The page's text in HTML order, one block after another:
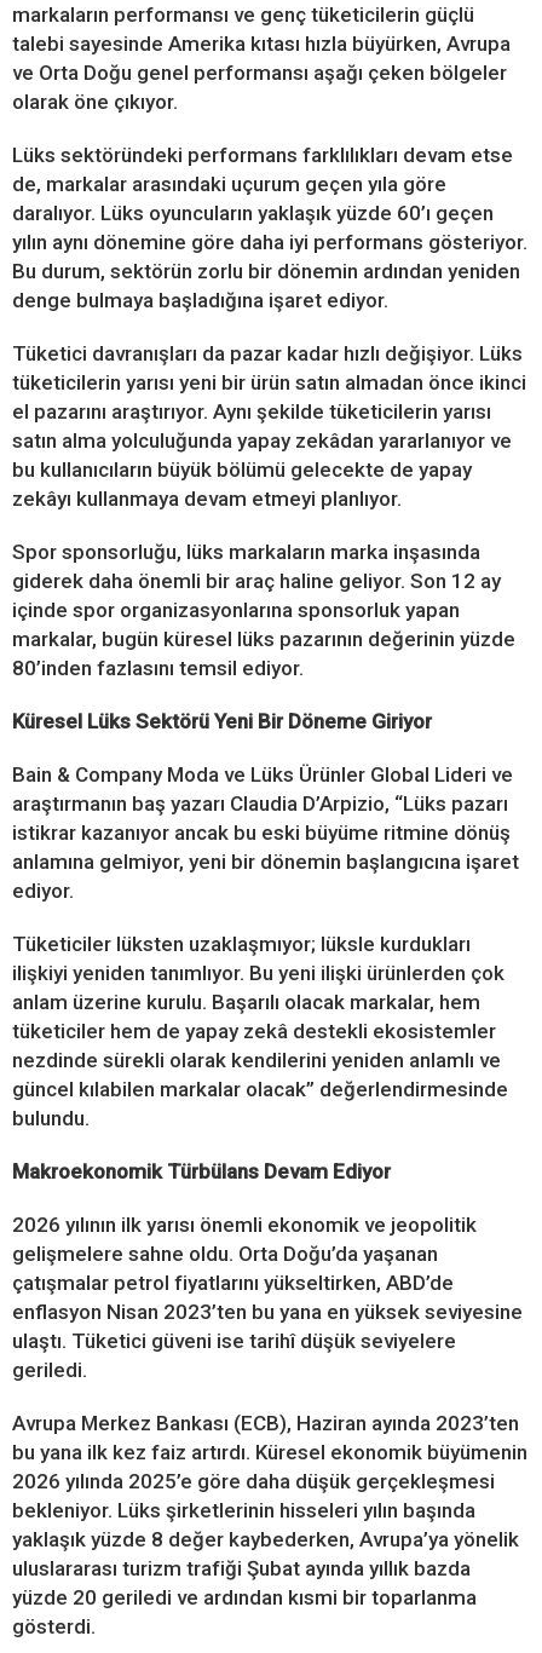
markaların performansı ve genç tüketicilerin güçlü
talebi sayesinde Amerika kıtası hızla büyürken, Avrupa
ve Orta Doğu genel performansı aşağı çeken bölgeler
olarak öne çıkıyor.
Lüks sektöründeki performans farklılıkları devam etse
de, markalar arasındaki uçurum geçen yıla göre
daralıyor. Lüks oyuncuların yaklaşık yüzde 60’ı geçen
yılın aynı dönemine göre daha iyi performans gösteriyor.
Bu durum, sektörün zorlu bir dönemin ardından yeniden
denge bulmaya başladığına işaret ediyor.
Tüketici davranışları da pazar kadar hızlı değişiyor. Lüks
tüketicilerin yarısı yeni bir ürün satın almadan önce ikinci
el pazarını araştırıyor. Aynı şekilde tüketicilerin yarısı
satın alma yolculuğunda yapay zekâdan yararlanıyor ve
bu kullanıcıların büyük bölümü gelecekte de yapay
zekâyı kullanmaya devam etmeyi planlıyor.
Spor sponsorluğu, lüks markaların marka inşasında
giderek daha önemli bir araç haline geliyor. Son 12 ay
içinde spor organizasyonlarına sponsorluk yapan
markalar, bugün küresel lüks pazarının değerinin yüzde
80’inden fazlasını temsil ediyor.
Küresel Lüks Sektörü Yeni Bir Döneme Giriyor
Bain & Company Moda ve Lüks Ürünler Global Lideri ve
araştırmanın baş yazarı Claudia D’Arpizio, “Lüks pazarı
istikrar kazanıyor ancak bu eski büyüme ritmine dönüş
anlamına gelmiyor, yeni bir dönemin başlangıcına işaret
ediyor.
Tüketiciler lüksten uzaklaşmıyor; lüksle kurdukları
ilişkiyi yeniden tanımlıyor. Bu yeni ilişki ürünlerden çok
anlam üzerine kurulu. Başarılı olacak markalar, hem
tüketiciler hem de yapay zekâ destekli ekosistemler
nezdinde sürekli olarak kendilerini yeniden anlamlı ve
güncel kılabilen markalar olacak” değerlendirmesinde
bulundu.
Makroekonomik Türbülans Devam Ediyor
2026 yılının ilk yarısı önemli ekonomik ve jeopolitik
gelişmelere sahne oldu. Orta Doğu’da yaşanan
çatışmalar petrol fiyatlarını yükseltirken, ABD’de
enflasyon Nisan 2023’ten bu yana en yüksek seviyesine
ulaştı. Tüketici güveni ise tarihî düşük seviyelere
geriledi.
Avrupa Merkez Bankası (ECB), Haziran ayında 2023’ten
bu yana ilk kez faiz artırdı. Küresel ekonomik büyümenin
2026 yılında 2025’e göre daha düşük gerçekleşmesi
bekleniyor. Lüks şirketlerinin hisseleri yılın başında
yaklaşık yüzde 8 değer kaybederken, Avrupa’ya yönelik
uluslararası turizm trafiği Şubat ayında yıllık bazda
yüzde 20 geriledi ve ardından kısmi bir toparlanma
gösterdi.